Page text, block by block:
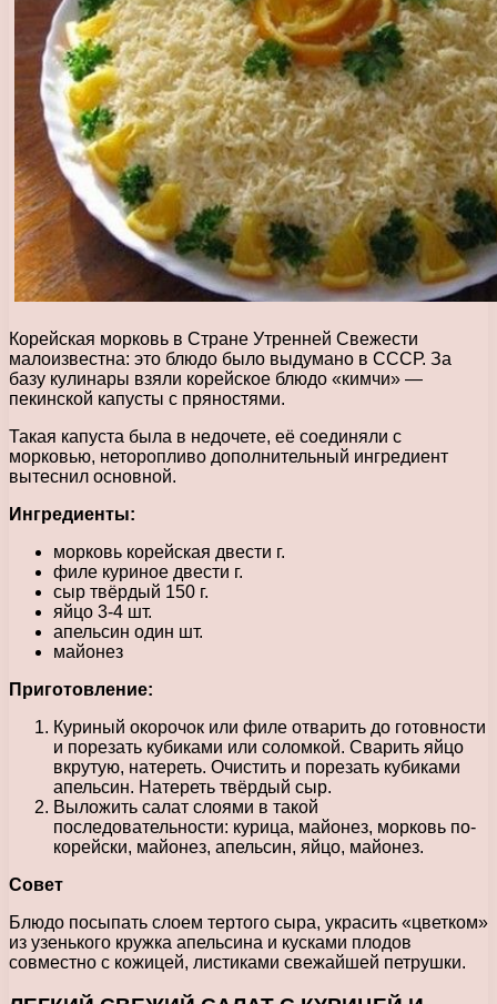
Корейская морковь в Стране Утренней Свежести
малоизвестна: это блюдо было выдумано в СССР. За
базу кулинары взяли корейское блюдо «кимчи» —
пекинской капусты с пряностями.
Такая капуста была в недочете, её соединяли с
морковью, неторопливо дополнительный ингредиент
вытеснил основной.
Ингредиенты:
морковь корейская двести г.
филе куриное двести г.
сыр твёрдый 150 г.
яйцо 3-4 шт.
апельсин один шт.
майонез
Приготовление:
Куриный окорочок или филе отварить до готовности
и порезать кубиками или соломкой. Сварить яйцо
вкрутую, натереть. Очистить и порезать кубиками
апельсин. Натереть твёрдый сыр.
Выложить салат слоями в такой
последовательности: курица, майонез, морковь по-
корейски, майонез, апельсин, яйцо, майонез.
Совет
Блюдо посыпать слоем тертого сыра, украсить «цветком»
из узенького кружка апельсина и кусками плодов
совместно с кожицей, листиками свежайшей петрушки.